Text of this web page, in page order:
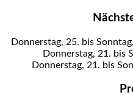
Donnerstag, 25. bis
Donnerstag, 21. bis
Donnerstag, 21. bis